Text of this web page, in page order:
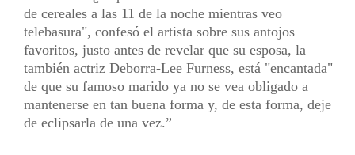
de cereales a las 11 de la noche mientras veo
telebasura", confesó el artista sobre sus antojos
favoritos, justo antes de revelar que su esposa, la
también actriz Deborra-Lee Furness, está "encantada"
de que su famoso marido ya no se vea obligado a
mantenerse en tan buena forma y, de esta forma, deje
de eclipsarla de una vez.